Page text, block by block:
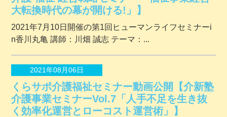
大転換時代の幕が開ける!」】
2021年7月10日開催の第1回ヒューマンライフセミナーi
n香川丸亀 講師：川畑 誠志 テーマ：...
2021年08月06日
くらサポ介護福祉セミナー動画公開【介新塾
介護事業セミナーVol.7「人手不足を生き抜
く効率化運営とローコスト運営術」】